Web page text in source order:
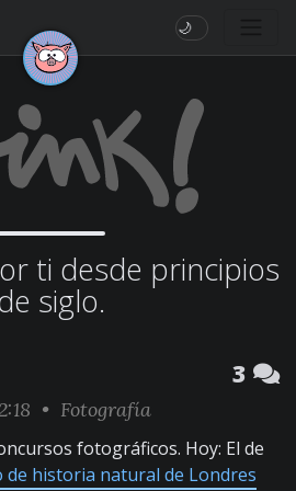
🌙
ti desde principios
siglo.
3
• Fotografía
fotográficos. Hoy: El de
de historia natural de Londres